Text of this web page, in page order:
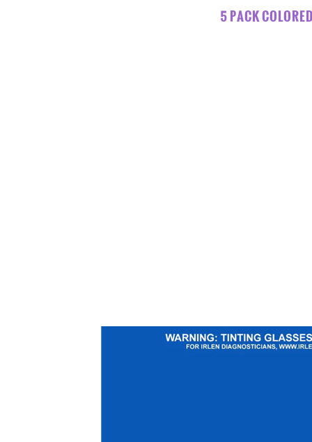
5 PACK